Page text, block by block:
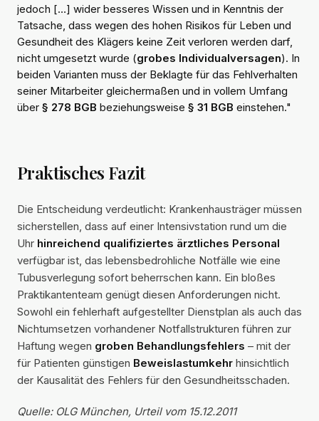
jedoch […] wider besseres Wissen und in Kenntnis der
Tatsache, dass wegen des hohen Risikos für Leben und
Gesundheit des Klägers keine Zeit verloren werden darf,
nicht umgesetzt wurde (grobes Individualversagen). In
beiden Varianten muss der Beklagte für das Fehlverhalten
seiner Mitarbeiter gleichermaßen und in vollem Umfang
über § 278 BGB beziehungsweise § 31 BGB einstehen."
Praktisches Fazit
Die Entscheidung verdeutlicht: Krankenhausträger müssen
sicherstellen, dass auf einer Intensivstation rund um die
Uhr hinreichend qualifiziertes ärztliches Personal
verfügbar ist, das lebensbedrohliche Notfälle wie eine
Tubusverlegung sofort beherrschen kann. Ein bloßes
Praktikantenteam genügt diesen Anforderungen nicht.
Sowohl ein fehlerhaft aufgestellter Dienstplan als auch das
Nichtumsetzen vorhandener Notfallstrukturen führen zur
Haftung wegen groben Behandlungsfehlers – mit der
für Patienten günstigen Beweislastumkehr hinsichtlich
der Kausalität des Fehlers für den Gesundheitsschaden.
Quelle: OLG München, Urteil vom 15.12.2011